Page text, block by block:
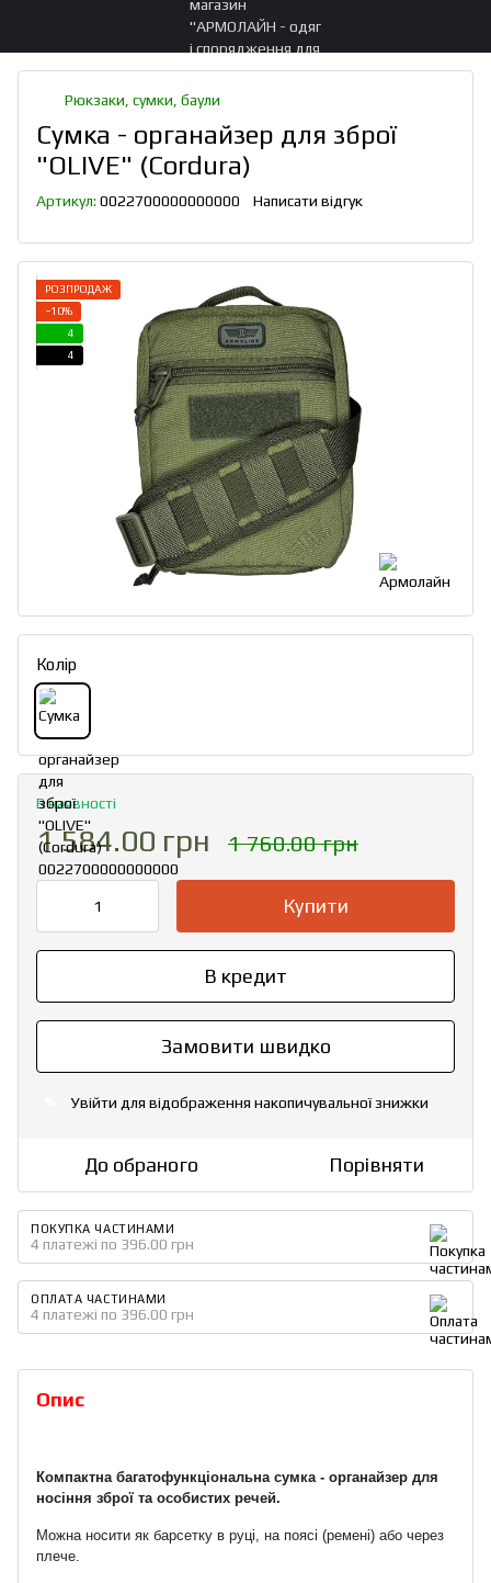
Рюкзаки, сумки, баули
Сумка - органайзер для зброї
"OLIVE" (Cordura)
Артикул: 0022700000000000 Написати відгук
РОЗПРОДАЖ
−10%
4
4
Колір
В наявності
1 584.00 грн 1 760.00 грн
Купити
В кредит
Замовити швидко
Увійти для відображення накопичувальної знижки
До обраного Порівняти
ПОКУПКА ЧАСТИНАМИ
4 платежі по 396.00 грн
ОПЛАТА ЧАСТИНАМИ
4 платежі по 396.00 грн
Опис
Компактна багатофункціональна сумка - органайзер для
носіння зброї та особистих речей.
Можна носити як барсетку в руці, на поясі (ремені) або через
плече.